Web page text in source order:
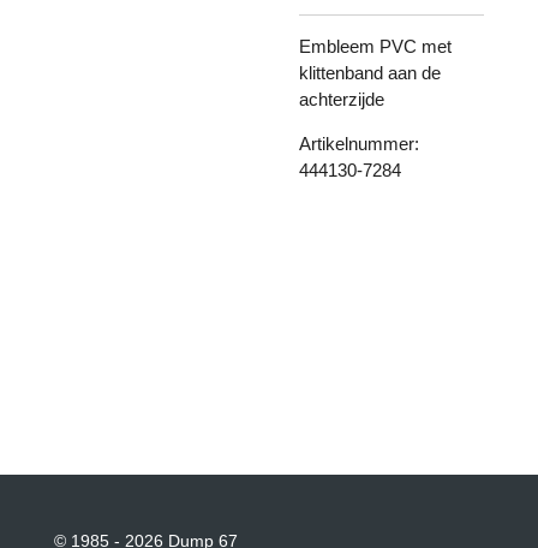
Embleem PVC met
klittenband aan de
achterzijde
Artikelnummer:
444130-7284
© 1985 - 2026 Dump 67